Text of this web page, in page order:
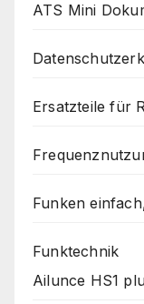
ATS Mini
Ersatzteile für
Funken
Funktechnik
Ailunce HS1